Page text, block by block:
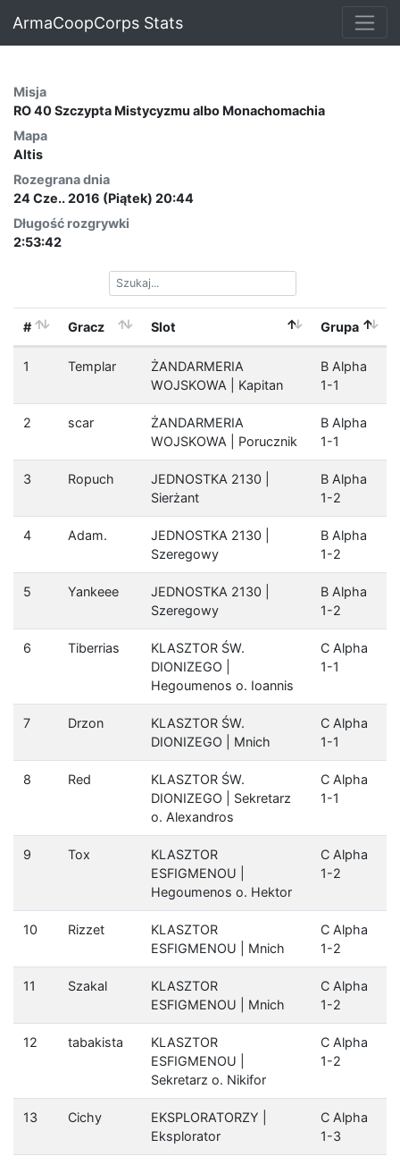
ArmaCoopCorps Stats
Misja
RO 40 Szczypta Mistycyzmu albo Monachomachia
Mapa
Altis
Rozegrana dnia
24 Cze.. 2016 (Piątek) 20:44
Długość rozgrywki
2:53:42
# Gracz Slot Grupa
1 Templar
ŻANDARMERIA
WOJSKOWA | Kapitan
B Alpha
1-1
2 scar
ŻANDARMERIA
WOJSKOWA | Porucznik
B Alpha
1-1
3 Ropuch
JEDNOSTKA 2130 |
Sierżant
B Alpha
1-2
4 Adam.
JEDNOSTKA 2130 |
Szeregowy
B Alpha
1-2
5 Yankeee
JEDNOSTKA 2130 |
Szeregowy
B Alpha
1-2
6 Tiberrias
KLASZTOR ŚW.
DIONIZEGO |
Hegoumenos o. Ioannis
C Alpha
1-1
7 Drzon
KLASZTOR ŚW.
DIONIZEGO | Mnich
C Alpha
1-1
8 Red
KLASZTOR ŚW.
DIONIZEGO | Sekretarz
o. Alexandros
C Alpha
1-1
9 Tox
KLASZTOR
ESFIGMENOU |
Hegoumenos o. Hektor
C Alpha
1-2
10 Rizzet
KLASZTOR
ESFIGMENOU | Mnich
C Alpha
1-2
11 Szakal
KLASZTOR
ESFIGMENOU | Mnich
C Alpha
1-2
12 tabakista
KLASZTOR
ESFIGMENOU |
Sekretarz o. Nikifor
C Alpha
1-2
13 Cichy
EKSPLORATORZY |
Eksplorator
C Alpha
1-3